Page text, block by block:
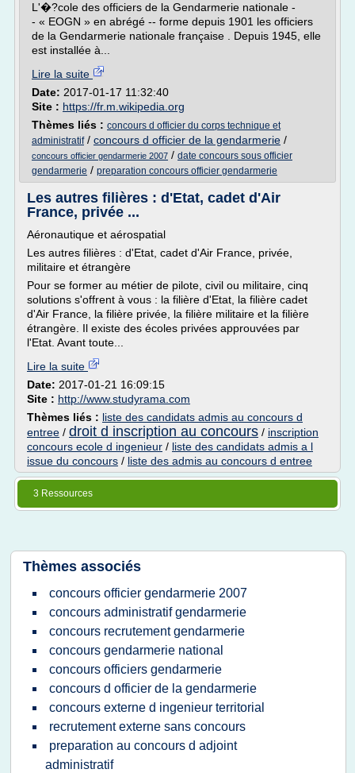
L'�?cole des officiers de la Gendarmerie nationale -
- « EOGN » en abrégé -- forme depuis 1901 les officiers
de la Gendarmerie nationale française . Depuis 1945, elle
est installée à...
Lire la suite
Date: 2017-01-17 11:32:40
Site : https://fr.m.wikipedia.org
Thèmes liés : concours d officier du corps technique et
administratif/ concours d officier de la gendarmerie /
concours officier gendarmerie 2007 / date concours sous officier
gendarmerie / preparation concours officier gendarmerie
Les autres filières : d'Etat, cadet d'Air
France, privée ...
Aéronautique et aérospatial
Les autres filières : d'Etat, cadet d'Air France, privée,
militaire et étrangère
Pour se former au métier de pilote, civil ou militaire, cinq
solutions s'offrent à vous : la filière d'Etat, la filière cadet
d'Air France, la filière privée, la filière militaire et la filière
étrangère. Il existe des écoles privées approuvées par
l'Etat. Avant toute...
Lire la suite
Date: 2017-01-21 16:09:15
Site : http://www.studyrama.com
Thèmes liés : liste des candidats admis au concours d
entree / droit d inscription au concours / inscription
concours ecole d ingenieur / liste des candidats admis a l
issue du concours / liste des admis au concours d entree
3 Ressources
Thèmes associés
concours officier gendarmerie 2007
concours administratif gendarmerie
concours recrutement gendarmerie
concours gendarmerie national
concours officiers gendarmerie
concours d officier de la gendarmerie
concours externe d ingenieur territorial
recrutement externe sans concours
preparation au concours d adjoint
administratif